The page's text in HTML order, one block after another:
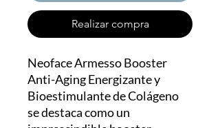
Realizar compra
Neoface Armesso Booster
Anti-Aging Energizante y
Bioestimulante de Colágeno
se destaca como un